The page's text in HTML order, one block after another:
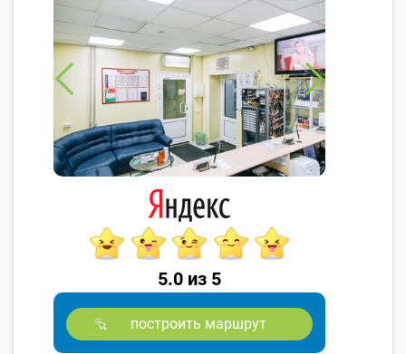
5.0 из 5
построить маршрут